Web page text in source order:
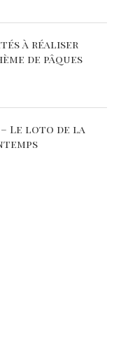
à réaliser
de pâques
Le loto de la